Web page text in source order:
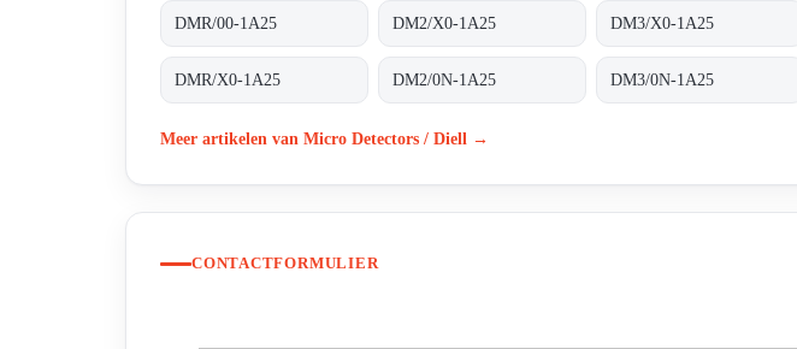
DMR/00-1A25 DM2/X0-1A25 DM3/X0-1A25
DMR/X0-1A25 DM2/0N-1A25 DM3/0N-1A25
Meer artikelen van Micro Detectors / Diell →
CONTACTFORMULIER